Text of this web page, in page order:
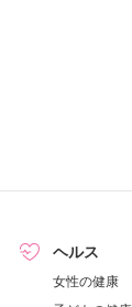
ヘルス
女性の健康